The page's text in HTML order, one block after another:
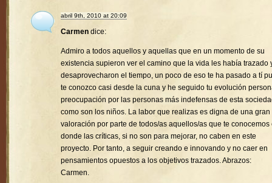
abril 9th, 2010 at 20:09
Carmen dice:
Admiro a todos aquellos y aquellas que en un momento de su
existencia supieron ver el camino que la vida les había trazado
desaprovecharon el tiempo, un poco de eso te ha pasado a tí
te conozco casi desde la cuna y he seguido tu evolución
preocupación por las personas más indefensas de esta
como son los niños. La labor que realizas es digna de una gran
valoración por parte de todos/as aquellos/as que te conocemos
donde las críticas, si no son para mejorar, no caben en este
proyecto. Por tanto, a seguir creando e innovando y no caer en
pensamientos opuestos a los objetivos trazados. Abrazos:
Carmen.